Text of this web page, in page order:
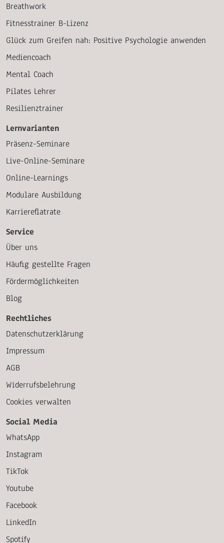
Breathwork
Fitnesstrainer B-Lizenz
Glück zum Greifen nah: Positive Psychologie anwenden
Mediencoach
Mental Coach
Pilates Lehrer
Resilienztrainer
Lernvarianten
Präsenz-Seminare
Live-Online-Seminare
Online-Learnings
Modulare Ausbildung
Karriereflatrate
Service
Über uns
Häufig gestellte Fragen
Fördermöglichkeiten
Blog
Rechtliches
Datenschutzerklärung
Impressum
AGB
Widerrufsbelehrung
Cookies verwalten
Social Media
WhatsApp
Instagram
TikTok
Youtube
Facebook
LinkedIn
Spotify